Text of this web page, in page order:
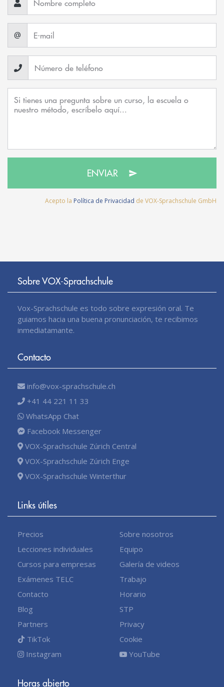
@
ENVIAR
Acepto la Política de Privacidad de VOX-Sprachschule GmbH
Sobre VOX-Sprachschule
Vox-Sprachschule es todo sobre expresión oral. Te
guiamos hacia una buena pronunciación, te recibimos
inmediatamante.
Contacto
info@vox-sprachschule.ch
+41 44 221 11 33
WhatsApp Chat
Facebook Messenger
VOX-Sprachschule Zúrich Central
VOX-Sprachschule Zúrich Enge
VOX-Sprachschule Winterthur
Links útiles
Precios
Lecciones individuales
Cursos para empresas
Exámenes TELC
Contacto
Blog
Partners
TikTok
Instagram
Sobre nosotros
Equipo
Galería de videos
Trabajo
Horario
STP
Privacy
Cookie
YouTube
Horas abierto